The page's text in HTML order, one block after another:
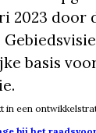
2023 door
basis
in een